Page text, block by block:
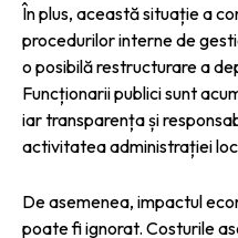
În plus, această situație a
procedurilor interne de
o posibilă restructurare a
Funcționarii publici sunt
iar transparența și
activitatea administrației
De asemenea, impactul
poate fi ignorat. Costurile